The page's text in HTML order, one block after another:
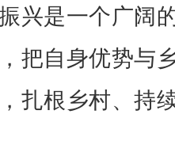
兴是一个广阔
把自身优势与
扎根乡村、持